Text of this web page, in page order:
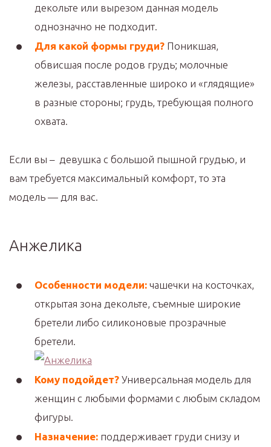
декольте или вырезом данная модель
однозначно не подходит.
Для какой формы груди? Поникшая,
обвисшая после родов грудь; молочные
железы, расставленные широко и «глядящие»
в разные стороны; грудь, требующая полного
охвата.
Если вы – девушка с большой пышной грудью, и
вам требуется максимальный комфорт, то эта
модель — для вас.
Анжелика
Особенности модели: чашечки на косточках,
открытая зона декольте, съемные широкие
бретели либо силиконовые прозрачные
бретели.
Кому подойдет? Универсальная модель для
женщин с любыми формами с любым складом
фигуры.
Назначение: поддерживает груди снизу и